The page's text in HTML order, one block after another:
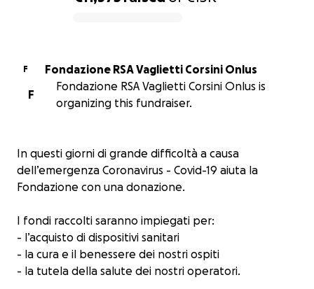
F
Fondazione RSA Vaglietti Corsini Onlus
F
Fondazione RSA Vaglietti Corsini Onlus is
organizing this fundraiser.
In questi giorni di grande difficoltà a causa
dell’emergenza Coronavirus - Covid-19 aiuta la
Fondazione con una donazione.
I fondi raccolti saranno impiegati per:
- l’acquisto di dispositivi sanitari
- la cura e il benessere dei nostri ospiti
- la tutela della salute dei nostri operatori.